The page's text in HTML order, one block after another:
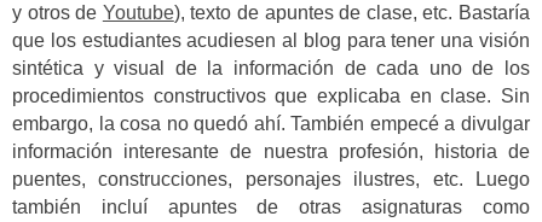
y otros de Youtube), texto de apuntes de clase, etc. Bastaría
que los estudiantes acudiesen al blog para tener una visión
sintética y visual de la información de cada uno de los
procedimientos constructivos que explicaba en clase. Sin
embargo, la cosa no quedó ahí. También empecé a divulgar
información interesante de nuestra profesión, historia de
puentes, construcciones, personajes ilustres, etc. Luego
también incluí apuntes de otras asignaturas como